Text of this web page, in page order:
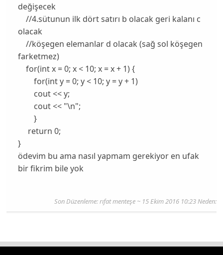
değişecek
//4.sütunun ilk dört satırı b olacak geri kalanı c
olacak
//köşegen elemanlar d olacak (sağ sol köşegen
farketmez)
for(int x = 0; x < 10; x = x + 1) {
for(int y = 0; y < 10; y = y + 1)
cout << y;
cout << "\n";
}
return 0;
}
ödevim bu ama nasıl yapmam gerekiyor en ufak
bir fikrim bile yok
Son Düzenleme:rıfat menteşe~ 15 Ekim 2016 10:23 Neden: